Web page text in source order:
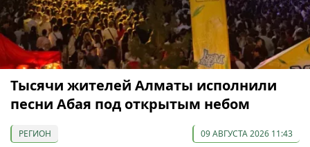
Тысячи жителей Алматы исполнили
песни Абая под открытым небом
РЕГИОН 09 АВГУСТА 2026 11:43